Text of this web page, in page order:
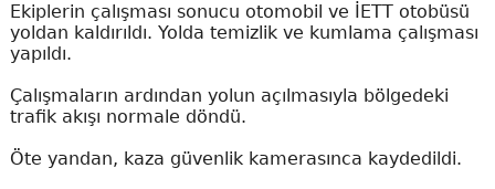
Ekiplerin çalışması sonucu otomobil ve İETT otobüsü
yoldan kaldırıldı. Yolda temizlik ve kumlama çalışması
yapıldı.
Çalışmaların ardından yolun açılmasıyla bölgedeki
trafik akışı normale döndü.
Öte yandan, kaza güvenlik kamerasınca kaydedildi.